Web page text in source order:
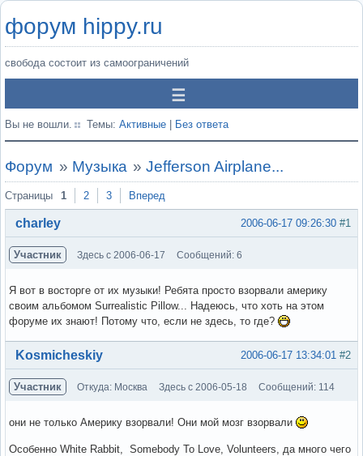
форум hippy.ru
свобода состоит из самоограничений
Вы не вошли. Темы: Активные Без ответа
Форум » Музыка »Jefferson Airplane...
Страницы 1 2 3 Вперед
#1
2006-06-17 09:26:30
charley
Участник Здесь с 2006-06-17 Сообщений: 6
Я вот в восторге от их музыки! Ребята просто взорвали америку
своим альбомом Surrealistic Pillow... Надеюсь, что хоть на этом
форуме их знают! Потому что, если не здесь, то где?
Вне форума #2
2006-06-17 13:34:01
Kosmicheskiy
Участник Откуда: Москва Здесь с 2006-05-18 Сообщений: 114
они не только Америку взорвали! Они мой мозг взорвали
Особенно White Rabbit, Somebody To Love, Volunteers, да много чего